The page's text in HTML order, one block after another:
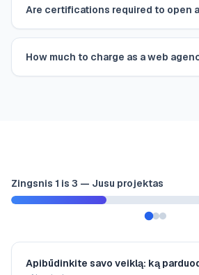
Are certifications required to open
How much to charge as a web
Zingsnis 1 is 3 — Jusu projektas
Apibūdinkite savo veiklą: ką